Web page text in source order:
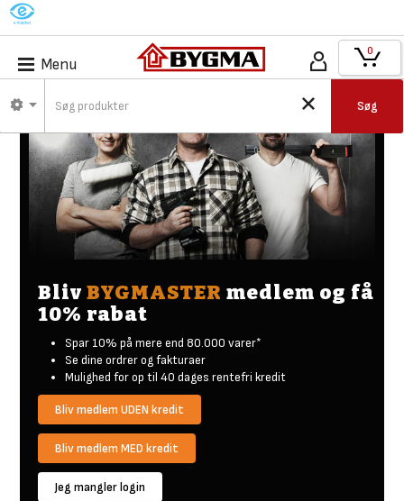
M
Menu
Søg
0
Bliv BYGMASTER medlem og få
10% rabat
Spar 10% på mere end 80.000 varer*
Se dine ordrer og fakturaer
Mulighed for op til 40 dages rentefri kredit
Bliv medlem UDEN kredit
Bliv medlem MED kredit
Jeg mangler login